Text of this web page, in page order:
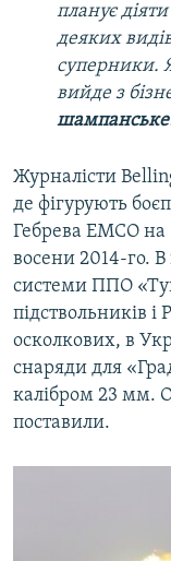
планує
деяких
суперники.
вийде з
шампанське
Журналісти
де фігурують
Гебрева EMCO
восени 2014-го.
системи ППО
підствольників
осколкових, в
снаряди для
калібром 23 мм.
поставили.